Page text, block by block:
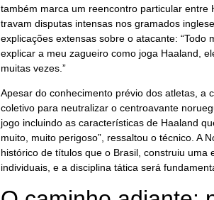
também marca um reencontro particular
travam disputas intensas nos gramados
explicações extensas sobre o atacante:
explicar a meu zagueiro como joga Haaland,
muitas vezes.”
Apesar do conhecimento prévio dos atletas, a
coletivo para neutralizar o centroavante
jogo incluindo as características de Haaland
muito, muito perigoso”, ressaltou o técnico. A
histórico de títulos que o Brasil, construiu
individuais, e a disciplina tática será